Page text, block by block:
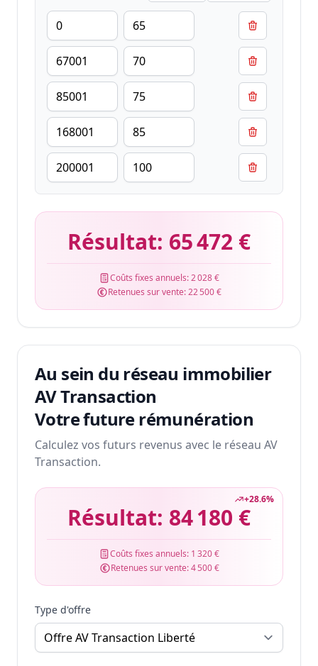
Résultat: 65 472 €
Coûts fixes annuels:2 028 €
Retenues sur vente:22 500 €
Au sein du réseau immobilier
AV Transaction
Votre future rémunération
Calculez vos futurs revenus avec le réseau AV
Transaction.
+28.6%
Résultat: 84 180 €
Coûts fixes annuels: 1 320 €
Retenues sur vente:4 500 €
Type d'offre